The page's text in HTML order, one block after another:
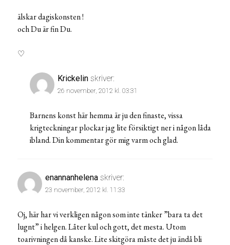
älskar dagiskonsten !
och Du är fin Du.
♡
Krickelin skriver:
26 november, 2012 kl. 03:31
Barnens konst här hemma är ju den finaste, vissa
krigteckningar plockar jag lite försiktigt ner i någon låda
ibland. Din kommentar gör mig varm och glad.
enannanhelena skriver:
23 november, 2012 kl. 11:33
Oj, här har vi verkligen någon som inte tänker ”bara ta det
lugnt” i helgen. Låter kul och gott, det mesta. Utom
toarivningen då kanske. Lite skitgöra måste det ju ändå bli